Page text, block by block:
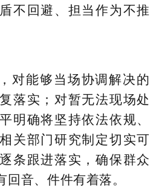
不回避、担当作为不推
对能够当场协调解决的
落实；对暂无法现场处
明确将坚持依法依规、
关部门研究制定切实可
条跟进落实，确保群众
回音、件件有着落。